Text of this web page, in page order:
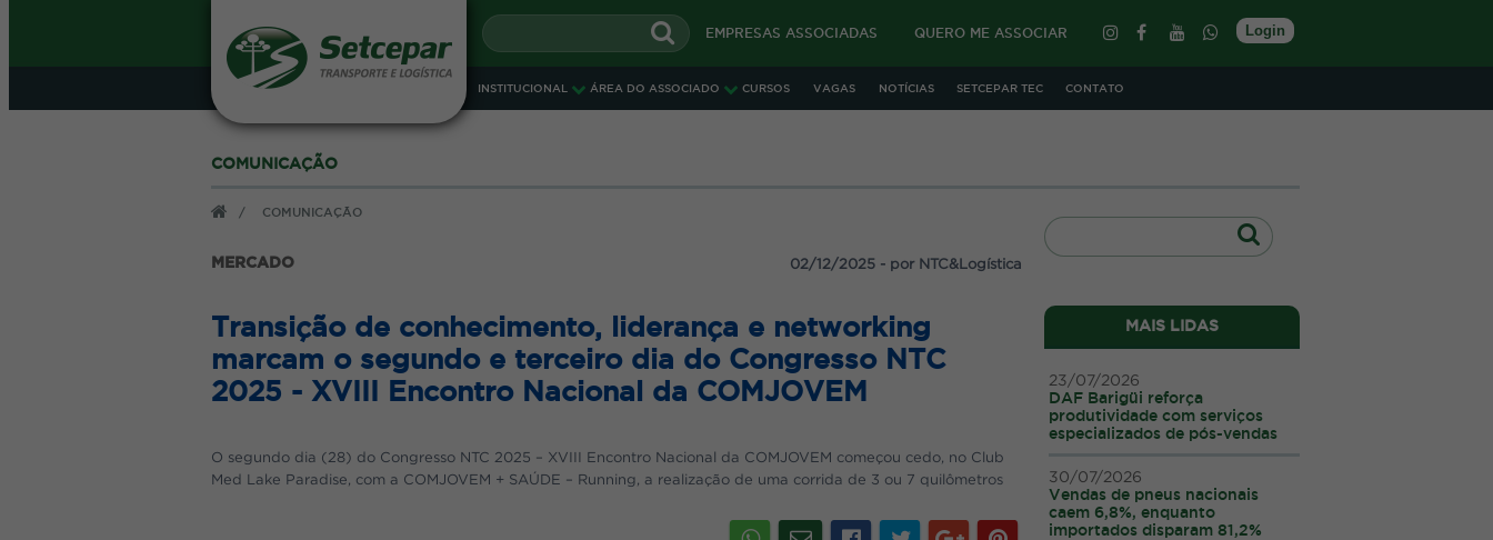
EMPRESAS ASSOCIADAS QUERO ME ASSOCIAR Login
INSTITUCIONAL ÁREA DO ASSOCIADO CURSOS VAGAS NOTÍCIAS SETCEPAR TEC CONTATO
COMUNICAÇÃO
/ COMUNICAÇÃO
MERCADO 02/12/2025 - por NTC&Logística
Transição de conhecimento, liderança e networking
marcam o segundo e terceiro dia do Congresso NTC
2025 - XVIII Encontro Nacional da COMJOVEM
O segundo dia (28) do Congresso NTC 2025 – XVIII Encontro Nacional da COMJOVEM começou cedo, no Club
Med Lake Paradise, com a COMJOVEM + SAÚDE – Running, a realização de uma corrida de 3 ou 7 quilômetros
MAIS LIDAS
23/07/2026
DAF Barigüi reforça
produtividade com serviços
especializados de pós-vendas
30/07/2026
Vendas de pneus nacionais
caem 6,8%, enquanto
importados disparam 81,2%
ANUNCIE - CONHEÇA OS VEÍCULOS, FORMATOS E VALORES
Café da Manhã
Durante todo o ano o Sindicato realiza diversos Cafés da manhã em parceria com algumas empresas, na ocasião produtos e serviços são
apresentados às empresas associadas e/ou ligadas à elas.
Em um ambiente mais informal, aproximadamente 80 participantes apreciam a marca apresentada enquanto saboreiam um delicioso e
O Evento acontece na Sede do Sindicato, que conta com a estrutura de um moderno salão de eventos. Investindo apenas R$4.000,00,
incluindo o café da manhã e todos os serviços, a empresa contratante terá a preocupação em apenas apresentar-se.
Senha